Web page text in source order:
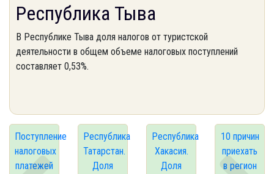
Республика Тыва
В Республике Тыва доля налогов от туристской
деятельности в общем объеме налоговых поступлений
составляет 0,53%.
Поступление
налоговых
платежей
Республика
Татарстан.
Доля
Республика
Хакасия.
Доля
10 причин
приехать
в регион